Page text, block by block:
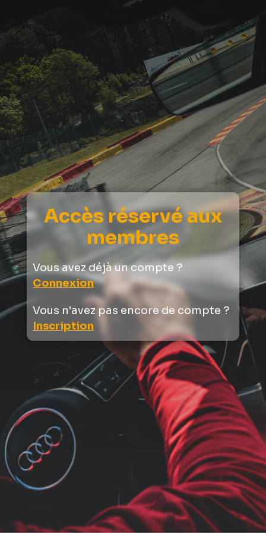
Accès réservé aux
membres
Vous avez déjà un compte ?
Connexion
Vous n'avez pas encore de compte ?
Inscription